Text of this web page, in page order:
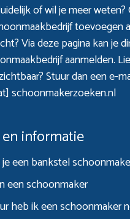
of wil je meer weten?
toevoegen
Viadeze paginakan je
aanmelden.
Stuur dan een e-
schoonmakerzoeken.nl
informatie
een bankstel
een schoonmaker
heb ik een schoonmaker